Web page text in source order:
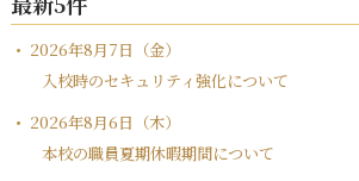
2026年8月7日（金）
入校時のセキュリティ強化について
2026年8月6日（木）
本校の職員夏期休暇期間について